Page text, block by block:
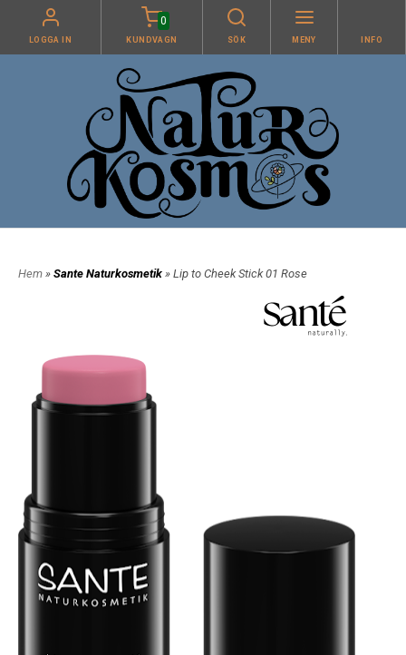
LOGGA IN
0
KUNDVAGN SÖK MENY INFO
Hem » Sante Naturkosmetik » Lip to Cheek Stick 01 Rose